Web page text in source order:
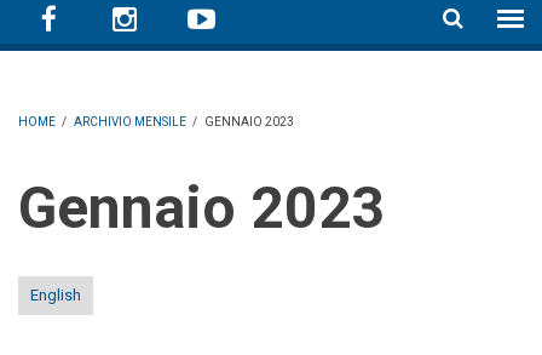
HOME / ARCHIVIO MENSILE / GENNAIO 2023
gennaio 2023
English